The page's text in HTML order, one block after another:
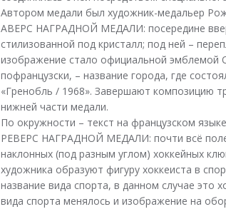
Автором медали был художник-медальер
АВЕРС НАГРАДНОЙ МЕДАЛИ: посередине
стилизованной под кристалл; под ней –
изображение стало официальной эмблемой
пофранцузски, – название города, где
«Гренобль / 1968». Завершают композицию
нижней части медали.
По окружности – текст на французском
РЕВЕРС НАГРАДНОЙ МЕДАЛИ: почти всё
наклонных (под разным углом) хоккейных
художника образуют фигуру хоккеиста в
название вида спорта, в данном случае это
вида спорта менялось и изображение на